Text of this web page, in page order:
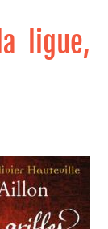
ligue,